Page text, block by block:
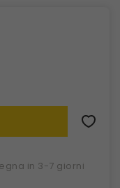
in 3-7 giorni